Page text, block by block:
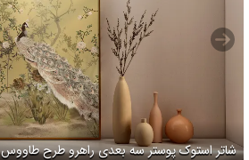
شاتر استوک پوستر سه بعدی راهرو طرح طاووس